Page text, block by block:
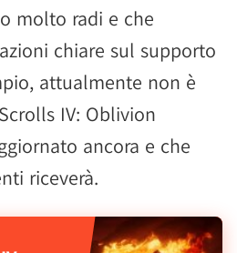
molto radi e che
chiare sul supporto
attualmente non è
IV: Oblivion
ancora e che
riceverà.